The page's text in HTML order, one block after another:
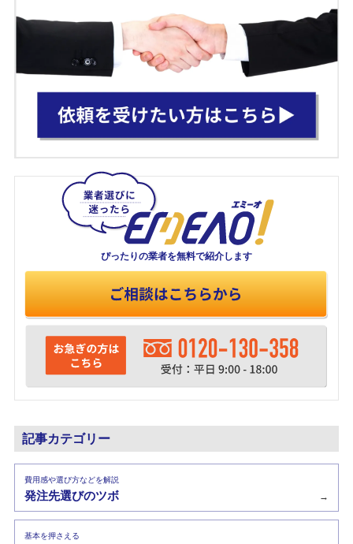
ぴったりの業者を無料で紹介します
記事カテゴリー
費用感や選び方などを解説
発注先選びのツボ →
基本を押さえる